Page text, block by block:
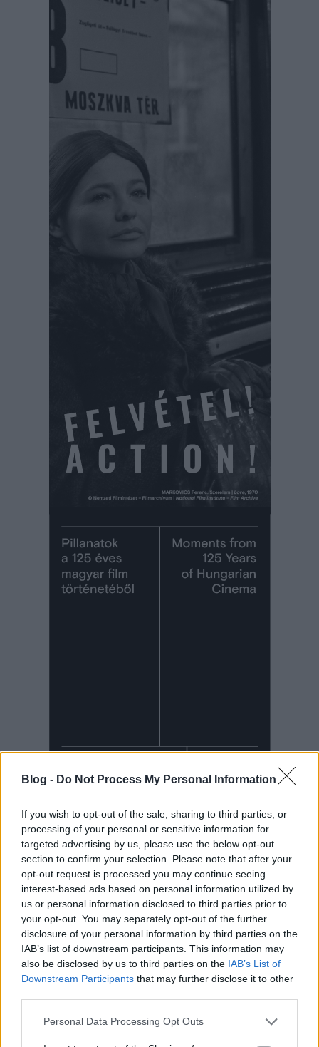
Blog - Do Not Process My Personal Information
If you wish to opt-out of the sale, sharing to third parties, or
processing of your personal or sensitive information for
targeted advertising by us, please use the below opt-out
section to confirm your selection. Please note that after your
opt-out request is processed you may continue seeing
interest-based ads based on personal information utilized by
us or personal information disclosed to third parties prior to
your opt-out. You may separately opt-out of the further
disclosure of your personal information by third parties on the
IAB’s list of downstream participants. This information may
also be disclosed by us to third parties on the IAB’s List of
Downstream Participants that may further disclose it to other
Please note that this website/app uses one or more Google
Personal Data Processing Opt Outs
Mai Manó Ház a
Facebookon
Mai Manó Ház a
YouTubeon